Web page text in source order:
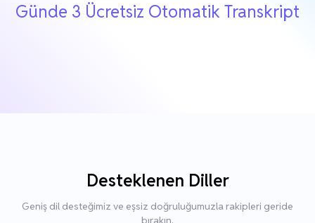
Günde 3 Ücretsiz Otomatik Transkript
Desteklenen Diller
Geniş dil desteğimiz ve eşsiz doğruluğumuzla rakipleri geride
bırakın.